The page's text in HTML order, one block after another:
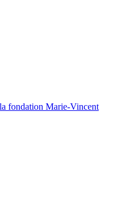
fondation Marie-Vincent